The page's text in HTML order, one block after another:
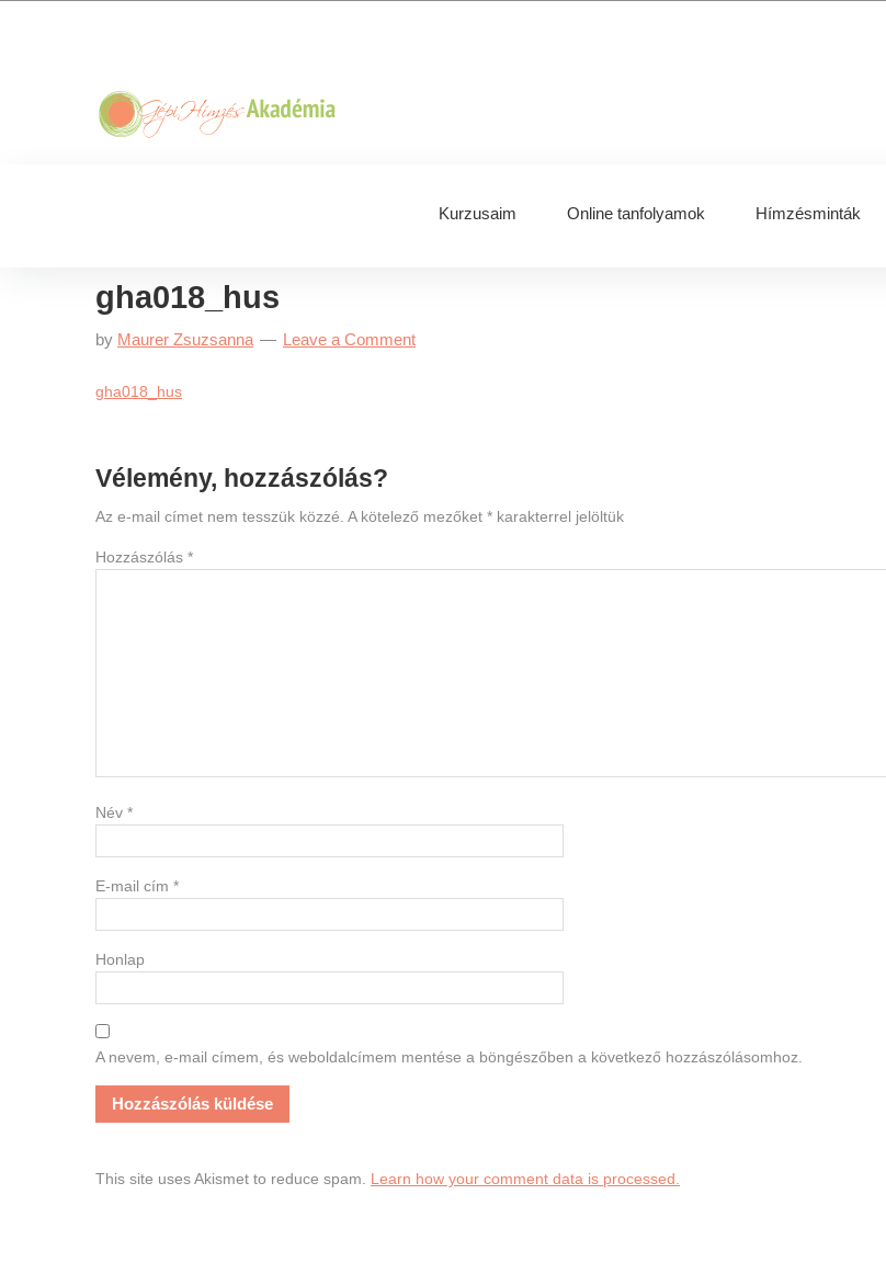
Kurzusaim Online tanfolyamok Hímzésminták
gha018_hus
by Maurer Zsuzsanna Leave a Comment
gha018_hus
Reader
Interactions
Vélemény, hozzászólás?
Az e-mail címet nem tesszük közzé. A kötelező mezőket * karakterrel jelöltük
Hozzászólás *
Név *
E-mail cím *
Honlap
A nevem, e-mail címem, és weboldalcímem mentése a böngészőben a következő hozzászólásomhoz.
This site uses Akismet to reduce spam. Learn how your comment data is processed.